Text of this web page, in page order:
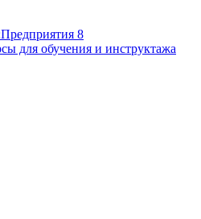
8
для обучения и инструктажа